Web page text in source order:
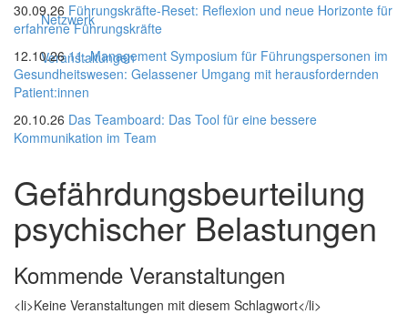
Netzwerk
Veranstaltungen
30.09.26 Führungskräfte-Reset: Reflexion und neue Horizonte für
erfahrene Führungskräfte
12.10.2611. Management Symposium für Führungspersonen im
Gesundheitswesen: Gelassener Umgang mit herausfordernden
Patient:innen
20.10.26 Das Teamboard: Das Tool für eine bessere
Kommunikation im Team
Gefährdungsbeurteilung
psychischer Belastungen
Kommende Veranstaltungen
<li>Keine Veranstaltungen mit diesem Schlagwort</li>